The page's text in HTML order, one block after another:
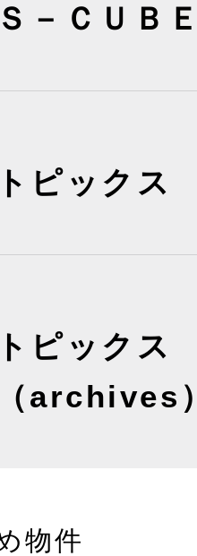
Ｓ－ＣＵＢ
トピックス
トピックス
（archives
物件